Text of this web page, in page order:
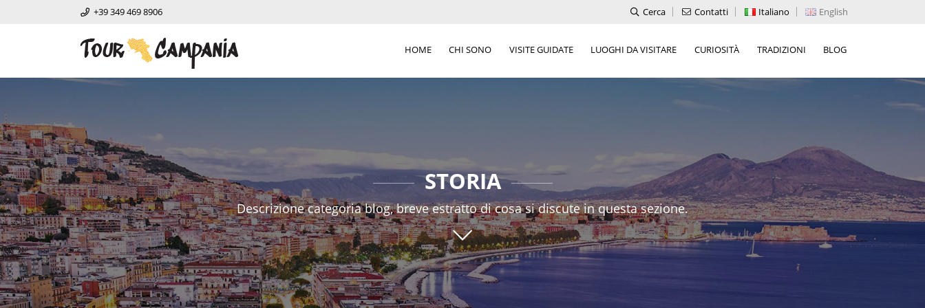
+39 349 469 8906 Cerca Contatti Italiano English
HOME CHI SONO VISITE GUIDATE LUOGHI DA VISITARE CURIOSITÀ TRADIZIONI BLOG
STORIA
Descrizione categoria blog, breve estratto di cosa si discute in questa sezione.